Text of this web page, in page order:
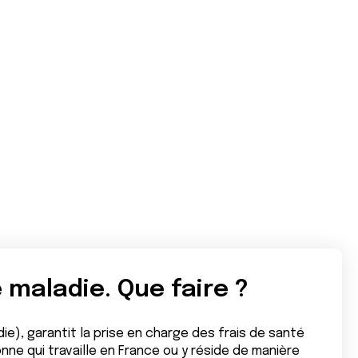
Que faire ?
garantit la prise en charge des frais de santé
qui travaille en France ou y réside de manière